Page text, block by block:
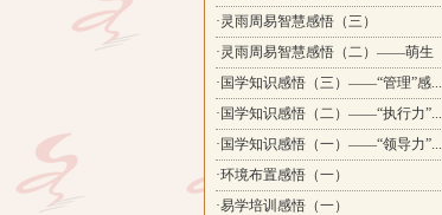
·灵雨周易智慧感悟（三）
·灵雨周易智慧感悟（二）——萌生
·国学知识感悟（三）——“管理”感...
·国学知识感悟（二）——“执行力”...
·国学知识感悟（一）——“领导力”...
·环境布置感悟（一）
·易学培训感悟（一）